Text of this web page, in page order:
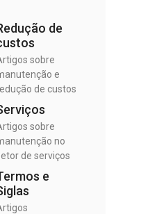
de
sobre
e
de custos
sobre
no
de serviços
e